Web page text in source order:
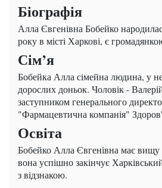
Біографія
Алла Євгенівна Бобейко
року в місті Харкові, є
Сім’я
Бобейка Алла сімейна людина, у
дорослих доньок. Чоловік -
заступником генерального
"Фармацевтична компанія"
Освіта
Бобейко Алла Євгенівна має вищу
вона успішно закінчує
з відзнакою.